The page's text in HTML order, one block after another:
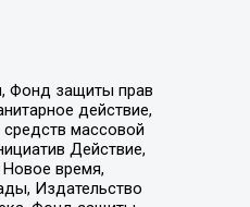
Фонд защиты прав
действие,
массовой
Действие,
время,
Издательство